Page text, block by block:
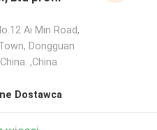
Ai Min Road,
Dongguan
,China
Dostawca